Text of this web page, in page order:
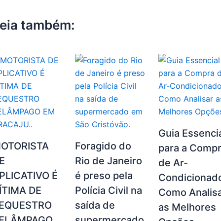
k também:
É
DE
Foragido do
Rio de Janeiro
é preso pela
Polícia Civil na
saída de
Guia
para a
de Ar-
Como
as Melhores